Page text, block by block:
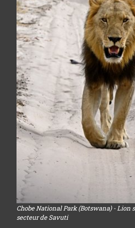
Chobe National Park (Botswana) - Lion
secteur de Savuti